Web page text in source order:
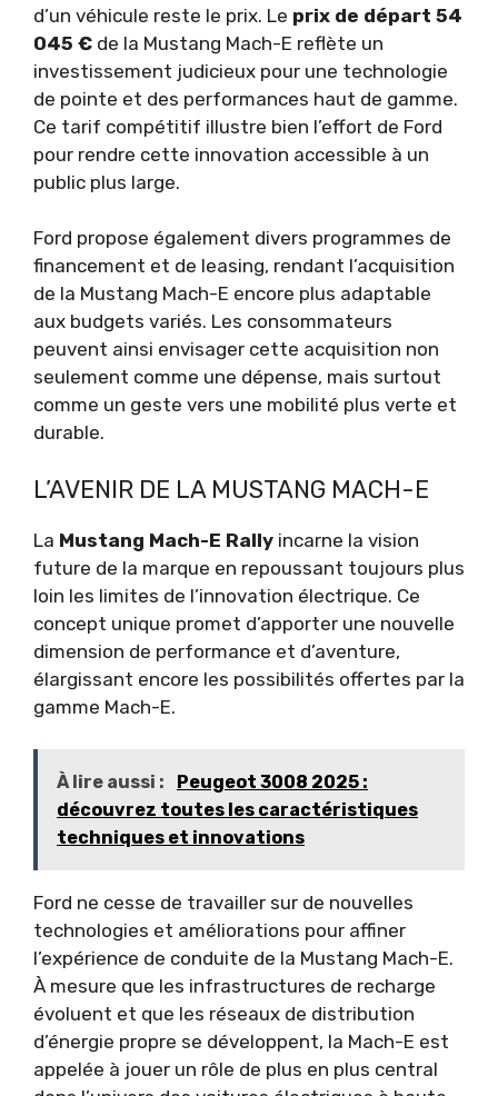
d’un véhicule reste le prix. Le prix de départ 54
045 € de la Mustang Mach-E reflète un
investissement judicieux pour une technologie
de pointe et des performances haut de gamme.
Ce tarif compétitif illustre bien l’effort de Ford
pour rendre cette innovation accessible à un
public plus large.
Ford propose également divers programmes de
financement et de leasing, rendant l’acquisition
de la Mustang Mach-E encore plus adaptable
aux budgets variés. Les consommateurs
peuvent ainsi envisager cette acquisition non
seulement comme une dépense, mais surtout
comme un geste vers une mobilité plus verte et
durable.
L’AVENIR DE LA MUSTANG MACH-E
La Mustang Mach-E Rally incarne la vision
future de la marque en repoussant toujours plus
loin les limites de l’innovation électrique. Ce
concept unique promet d’apporter une nouvelle
dimension de performance et d’aventure,
élargissant encore les possibilités offertes par la
gamme Mach-E.
À lire aussi :
Peugeot 3008 2025 :
découvrez toutes les caractéristiques
techniques et innovations
Ford ne cesse de travailler sur de nouvelles
technologies et améliorations pour affiner
l’expérience de conduite de la Mustang Mach-E.
À mesure que les infrastructures de recharge
évoluent et que les réseaux de distribution
d’énergie propre se développent, la Mach-E est
appelée à jouer un rôle de plus en plus central